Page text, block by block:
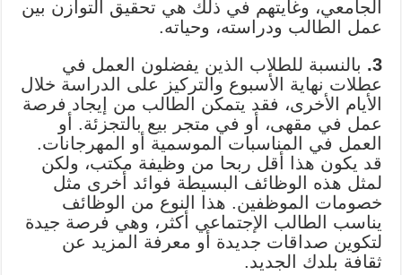
الجامعي، وغايتهم في ذلك هي تحقيق التوازن بين
عمل الطالب ودراسته، وحياته.
3.
بالنسبة للطلاب الذين يفضلون العمل في
عطلات نهاية الأسبوع والتركيز على الدراسة خلال
الأيام الأخرى، فقد يتمكن الطالب من إيجاد فرصة
عمل في مقهى، أو في متجر بيع بالتجزئة. أو
العمل في المناسبات الموسمية أو المهرجانات.
قد يكون هذا أقل ربحا من وظيفة مكتب، ولكن
لمثل هذه الوظائف البسيطة فوائد أخرى مثل
خصومات الموظفين. هذا النوع من الوظائف
يناسب الطالب الإجتماعي أكثر، وهي فرصة جيدة
لتكوين صداقات جديدة أو معرفة المزيد عن
ثقافة بلدك الجديد.